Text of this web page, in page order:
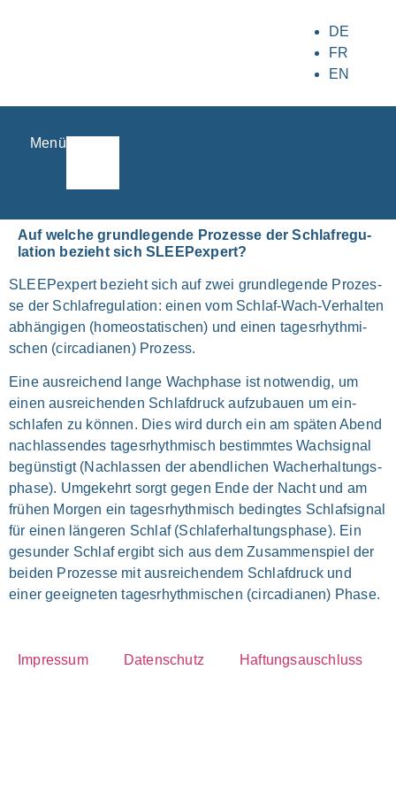
DE
FR
EN
Menü
Auf wel­che grund­le­gen­de Pro­zes­se der Schlaf­re­gu­
la­ti­on bezieht sich SLEEP­ex­pert?
SLEEP­ex­pert bezieht sich auf zwei grund­le­gen­de Pro­zes­
se der Schlaf­re­gu­la­ti­on: einen vom Schlaf-Wach-Verhalten
abhän­gi­gen (home­o­sta­ti­schen) und einen tages­rhyth­mi­
schen (cir­ca­dia­nen) Pro­zess.
Eine aus­rei­chend lan­ge Wach­pha­se ist not­wen­dig, um
einen aus­rei­chen­den Schlaf­druck auf­zu­bau­en um ein­
schla­fen zu kön­nen. Dies wird durch ein am spä­ten Abend
nach­las­sen­des tages­rhyth­misch bestimm­tes Wach­signal
begün­stigt (Nach­las­sen der abend­li­chen Wacherhaltungs­
phase). Umge­kehrt sorgt gegen Ende der Nacht und am
frü­hen Mor­gen ein tages­rhyth­misch beding­tes Schlaf­si­gnal
für einen län­ge­ren Schlaf (Schlaf­er­hal­tungs­pha­se). Ein
gesun­der Schlaf ergibt sich aus dem Zusam­men­spiel der
bei­den Pro­zes­se mit aus­rei­chen­dem Schlaf­druck und
einer geeig­ne­ten tagesrhyth­mischen (cir­ca­dia­nen) Pha­se.
Impres­sum Daten­schutz Haf­tungsauschluss